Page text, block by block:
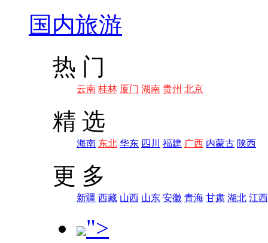
国内旅游
热 门
云南 桂林 厦门 湖南 贵州 北京
精 选
海南 东北 华东 四川 福建 广西 内蒙古 陕西
更 多
新疆 西藏 山西 山东 安徽 青海 甘肃 湖北 江西
">